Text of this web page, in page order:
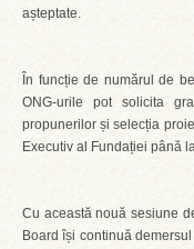
așteptate.
În funcție de numărul de
ONG-urile pot solicita
propunerilor și selecția
Executiv al Fundației până
Cu această nouă sesiune
Board își continuă